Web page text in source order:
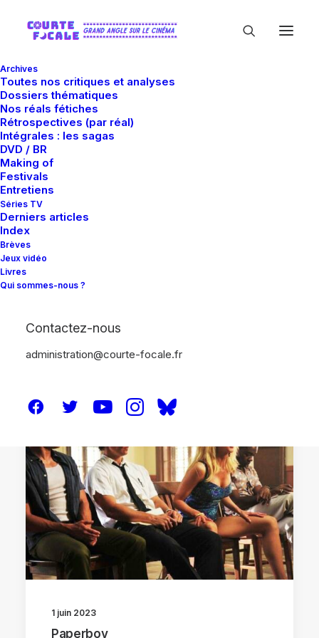
Archives
Toutes nos critiques et analyses
Dossiers thématiques
Nos réals fétiches
Rétrospectives (par réal)
Intégrales : les sagas
DVD / BR
Making of
Festivals
Entretiens
Séries TV
Derniers articles
Index
Brèves
Jeux vidéo
Livres
Qui sommes-nous ?
Contactez-nous
administration@courte-focale.fr
1 juin 2023
Paperboy